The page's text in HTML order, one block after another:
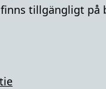
tillgängligt på